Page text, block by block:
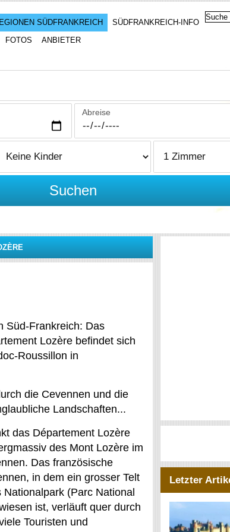
SÜDFRANKREICH
SÜDFRANKREICH-INFO
FOTOS ANBIETER
Abreise
Suchen
Süd-Frankreich: Das
Lozère befindet sich
Roussillon in
die Cevennen und die
Landschaften...
das Département Lozère
des Mont Lozère im
Das französische
in dem ein grosser Telt
(Parc National
ist, verläuft quer durch
Touristen und
Letzter